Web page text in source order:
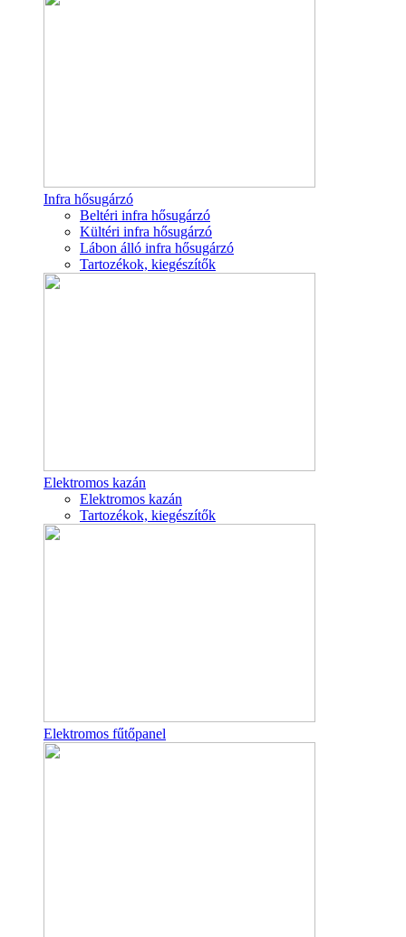
Infra hősugárzó
Beltéri infra hősugárzó
Kültéri infra hősugárzó
Lábon álló infra hősugárzó
Tartozékok, kiegészítők
Elektromos kazán
Elektromos kazán
Tartozékok, kiegészítők
Elektromos fűtőpanel